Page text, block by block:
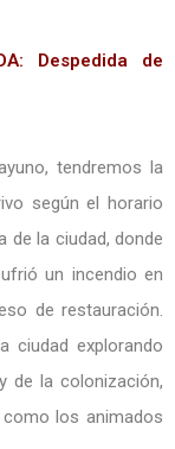
Despedida de
tendremos la
según el horario
de la ciudad, donde
un incendio en
de restauración.
ciudad explorando
de la colonización,
los animados